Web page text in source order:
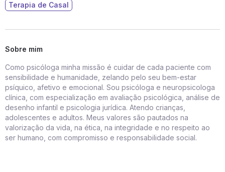
Terapia de Casal
Sobre mim
Como psicóloga minha missão é cuidar de cada paciente com
sensibilidade e humanidade, zelando pelo seu bem-estar
psíquico, afetivo e emocional. Sou psicóloga e neuropsicologa
clínica, com especialização em avaliação psicológica, análise de
desenho infantil e psicologia jurídica. Atendo crianças,
adolescentes e adultos. Meus valores são pautados na
valorização da vida, na ética, na integridade e no respeito ao
ser humano, com compromisso e responsabilidade social.